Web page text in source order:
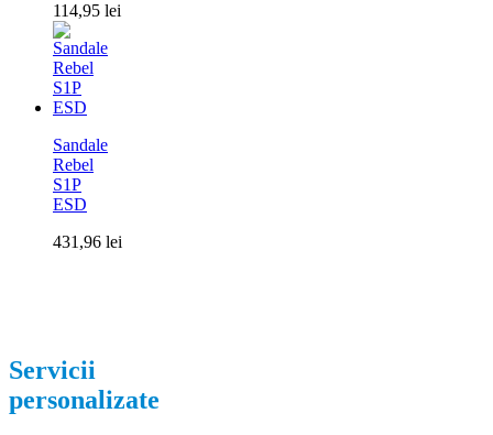
114,95 lei
Sandale
Rebel
S1P
ESD
431,96 lei
Servicii
personalizate